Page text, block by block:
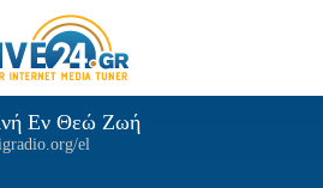
Εν Θεώ Ζωή
el